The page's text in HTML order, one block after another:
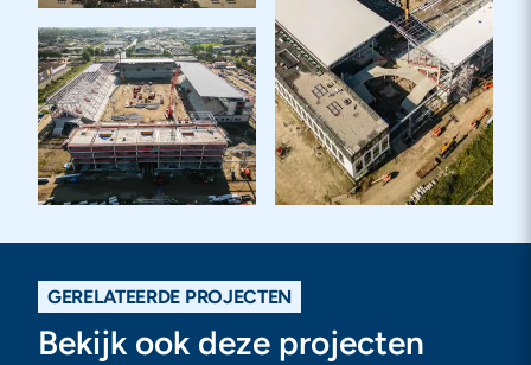
GERELATEERDE PROJECTEN
Bekijk ook deze projecten